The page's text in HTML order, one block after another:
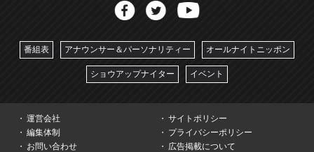
番組表 アナウンサー＆パーソナリティー オールナイトニッポン
ショウアップナイター イベント
運営会社
サイトポリシー
編集体制
プライバシーポリシー
お問い合わせ
広告掲載について